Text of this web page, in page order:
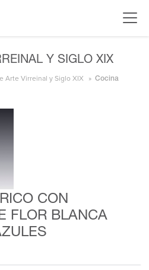
Y SIGLO XIX
Arte Virreinal y Siglo XIX Cocina
CON
FLOR BLANCA